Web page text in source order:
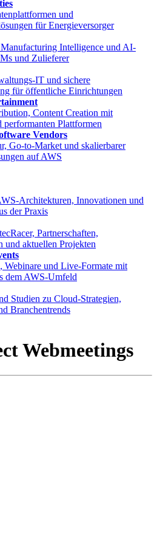
und
für Energieversorger
Intelligence und AI-
und Zulieferer
IT und sichere
für öffentliche Einrichtungen
Content Creation mit
performanten Plattformen
Vendors
Go-to-Market und skalierbarer
auf AWS
Architekturen, Innovationen und
der Praxis
Partnerschaften,
und aktuellen Projekten
Webinare und Live-Formate mit
dem AWS-Umfeld
Studien zu Cloud-Strategien,
Branchentrends
Webmeetings